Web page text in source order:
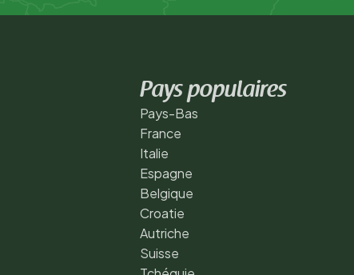
Pays populaires
Pays-Bas
France
Italie
Espagne
Belgique
Croatie
Autriche
Suisse